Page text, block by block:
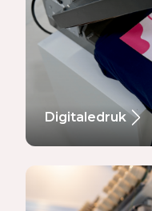
Digitaledruk